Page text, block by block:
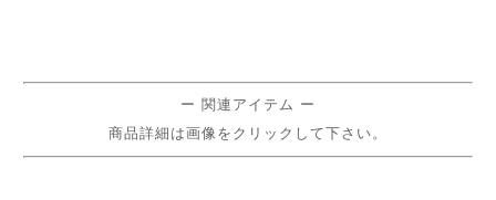
ー 関連アイテム ー
商品詳細は画像をクリックして下さい。